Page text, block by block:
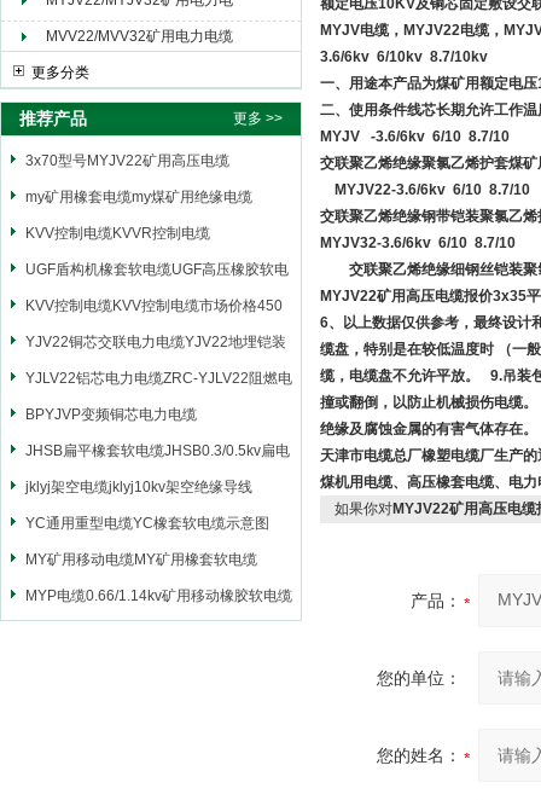
缆
MVV22/MVV32矿用电力电缆
更多分类
推荐产品 更多 >>
3x70型号MYJV22矿用高压电缆
my矿用橡套电缆my煤矿用绝缘电缆
KVV控制电缆KVVR控制电缆
UGF盾构机橡套软电缆UGF高压橡胶软电
缆
KVV控制电缆KVV控制电缆市场价格450
YJV22铜芯交联电力电缆YJV22地埋铠装
电源电缆
YJLV22铝芯电力电缆ZRC-YJLV22阻燃电
力电缆
BPYJVP变频铜芯电力电缆
JHSB扁平橡套软电缆JHSB0.3/0.5kv扁电
缆
jklyj架空电缆jklyj10kv架空绝缘导线
YC通用重型电缆YC橡套软电缆示意图
MY矿用移动电缆MY矿用橡套软电缆
MYP电缆0.66/1.14kv矿用移动橡胶软电缆
额定电压10KV及铜芯固定敷设交
MYJV电缆，MYJV22电缆，
3.6/6kv 6/10kv 8.7/10kv
一、用途本产品为煤矿用额定电
二、使用条件线芯长期允许工作
MYJV -3.6/6kv 6/10 8.7/10
交联聚乙烯绝缘聚氯乙烯护套煤
MYJV22-3.6/6kv 6/10 8.7/10
交联聚乙烯绝缘钢带铠装聚氯乙
MYJV32-3.6/6kv 6/10 8.7/10
交联聚乙烯绝缘细钢丝铠装聚
MYJV22矿用高压电缆报价3x35
6、以上数据仅供参考，最终设计
缆盘，特别是在较低温度时 （一
缆，电缆盘不允许平放。 9.吊装
撞或翻倒，以防止机械损伤电缆
绝缘及腐蚀金属的有害气体存在
天津市电缆总厂橡塑电缆厂生产
煤机用电缆、高压橡套电缆、电
如果你对MYJV22矿用高压电
产品：
您的单位：
您的姓名：